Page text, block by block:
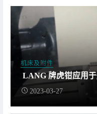
机床及附件
LANG 牌虎钳应用
2023-03-27